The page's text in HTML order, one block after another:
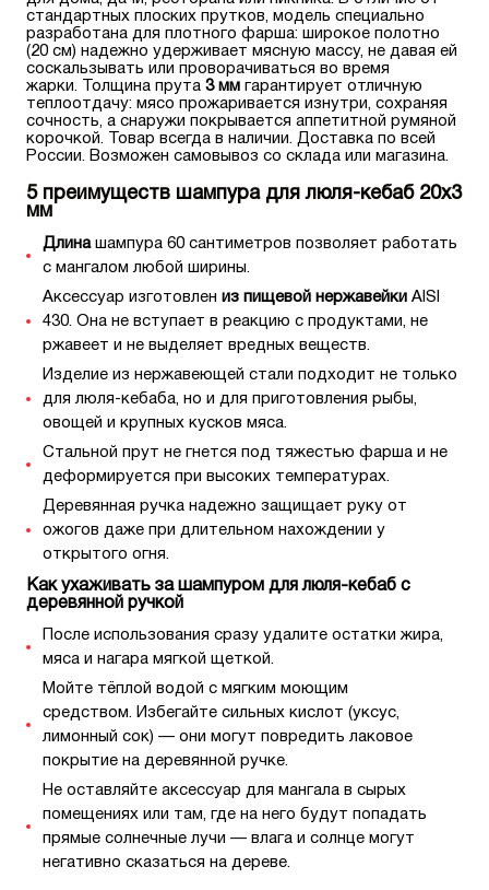
стандартных плоских прутков, модель специально
разработана для плотного фарша: широкое полотно
(20 см) надежно удерживает мясную массу, не давая ей
соскальзывать или проворачиваться во время
жарки. Толщина прута 3 мм гарантирует отличную
теплоотдачу: мясо прожаривается изнутри, сохраняя
сочность, а снаружи покрывается аппетитной румяной
корочкой. Товар всегда в наличии. Доставка по всей
России. Возможен самовывоз со склада или магазина.
5 преимуществ шампура для люля-кебаб 20х3
мм
Длинашампура 60 сантиметров позволяет работать
с мангалом любой ширины.
Аксессуар изготовлен из пищевой нержавейки AISI
430. Она не вступает в реакцию с продуктами, не
ржавеет и не выделяет вредных веществ.
Изделие из нержавеющей стали подходит не только
для люля-кебаба, но и для приготовления рыбы,
овощей и крупных кусков мяса.
Стальной прут не гнется под тяжестью фарша и не
деформируется при высоких температурах.
Деревянная ручка надежно защищает руку от
ожогов даже при длительном нахождении у
открытого огня.
Как ухаживать за шампуром для люля-кебаб с
деревянной ручкой
После использования сразу удалите остатки жира,
мяса и нагара мягкой щеткой.
Мойте тёплой водой с мягким моющим
средством. Избегайте сильных кислот (уксус,
лимонный сок) — они могут повредить лаковое
покрытие на деревянной ручке.
Не оставляйте аксессуар для мангала в сырых
помещениях или там, где на него будут попадать
прямые солнечные лучи — влага и солнце могут
негативно сказаться на дереве.